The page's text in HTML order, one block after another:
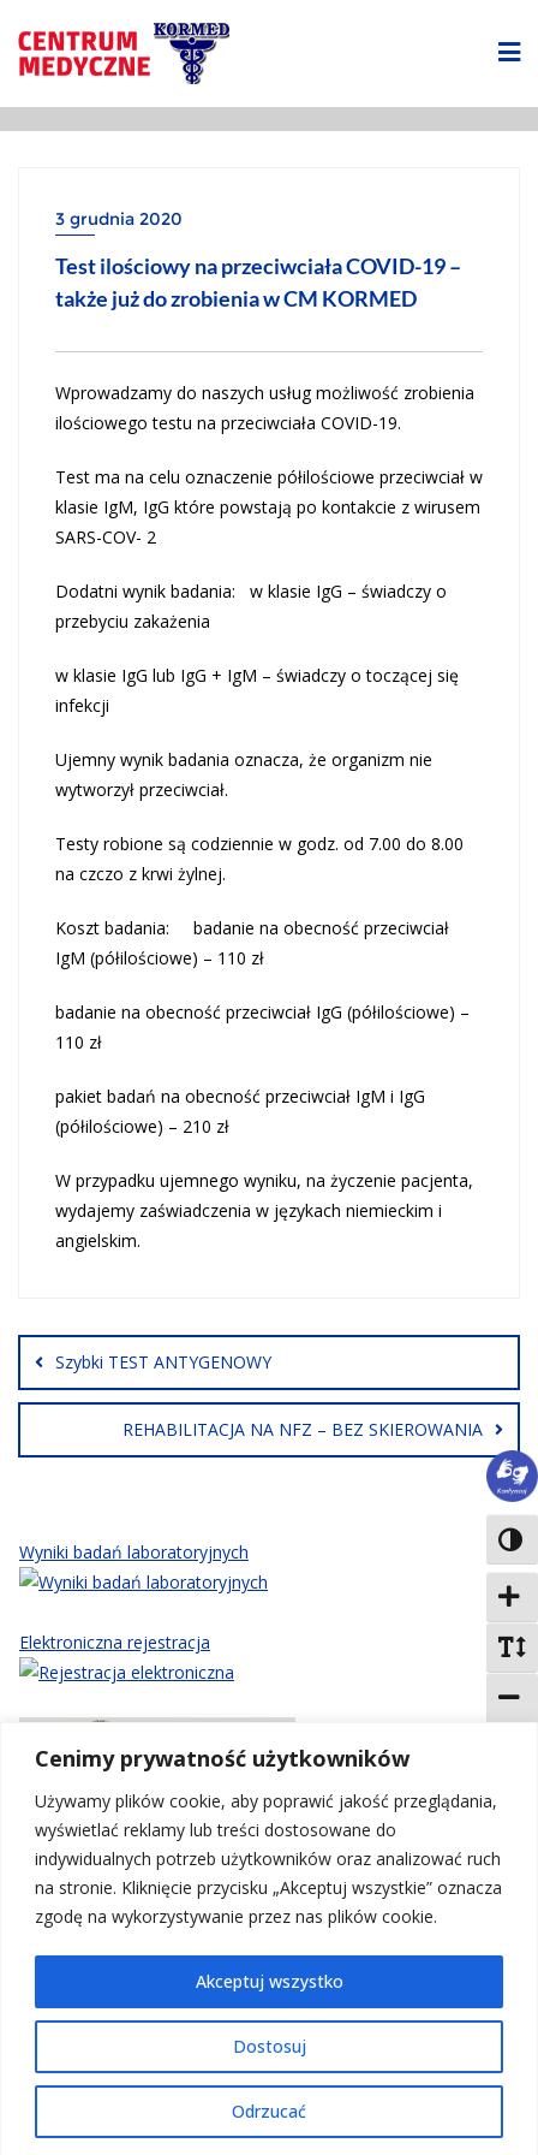
Cenimy prywatność użytkowników
Używamy plików cookie, aby poprawić jakość przeglądania,
wyświetlać reklamy lub treści dostosowane do
indywidualnych potrzeb użytkowników oraz analizować ruch
na stronie. Kliknięcie przycisku „Akceptuj wszystkie” oznacza
zgodę na wykorzystywanie przez nas plików cookie.
Dostosuj
Odrzucać
Akceptuj wszystko
3 grudnia 2020
Test ilościowy na przeciwciała COVID-19 –
także już do zrobienia w CM KORMED
Wprowadzamy do naszych usług możliwość zrobienia
ilościowego testu na przeciwciała COVID-19.
Test ma na celu oznaczenie półilościowe przeciwciał w
klasie IgM, IgG które powstają po kontakcie z wirusem
SARS-COV- 2
Dodatni wynik badania: w klasie IgG – świadczy o
przebyciu zakażenia
w klasie IgG lub IgG + IgM – świadczy o toczącej się
infekcji
Ujemny wynik badania oznacza, że organizm nie
wytworzył przeciwciał.
Testy robione są codziennie w godz. od 7.00 do 8.00
na czczo z krwi żylnej.
Koszt badania: badanie na obecność przeciwciał
IgM (półilościowe) – 110 zł
badanie na obecność przeciwciał IgG (półilościowe) –
110 zł
pakiet badań na obecność przeciwciał IgM i IgG
(półilościowe) – 210 zł
W przypadku ujemnego wyniku, na życzenie pacjenta,
wydajemy zaświadczenia w językach niemieckim i
angielskim.
wpisu
Szybki TEST ANTYGENOWY
REHABILITACJA NA NFZ – BEZ SKIEROWANIA
Wyniki badań laboratoryjnych
Elektroniczna rejestracja
Aktualności
Pliki do pobrania
Deklaracja dostępności